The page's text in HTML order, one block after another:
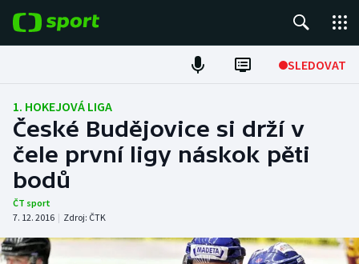
SLEDOVAT
Fotbal
Hokej
Tenis
Atletika
Cyklistika
1. HOKEJOVÁ LIGA
České Budějovice si drží v
čele první ligy náskok pěti
bodů
ČT sport
7. 12. 2016 | Zdroj: ČTK